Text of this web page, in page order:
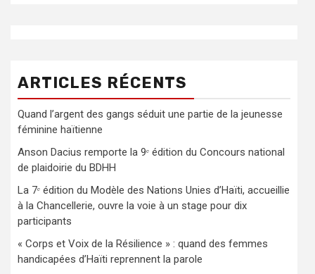
ARTICLES RÉCENTS
Quand l’argent des gangs séduit une partie de la jeunesse
féminine haïtienne
Anson Dacius remporte la 9ᵉ édition du Concours national
de plaidoirie du BDHH
La 7ᵉ édition du Modèle des Nations Unies d’Haïti, accueillie
à la Chancellerie, ouvre la voie à un stage pour dix
participants
« Corps et Voix de la Résilience » : quand des femmes
handicapées d’Haïti reprennent la parole